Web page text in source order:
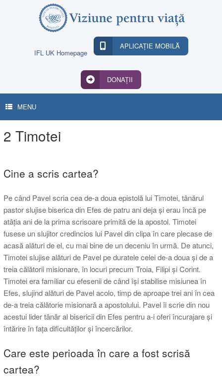
IFL UK Homepage
APLICAȚIE MOBILĂ
DONAȚII
MENU
2 Timotei
Cine a scris cartea?
Pe când Pavel scria cea de-a doua epistolă lui Timotei, tânărul
pastor slujise biserica din Efes de patru ani deja și erau încă pe
atâția ani de la prima scrisoare primită de la apostol. Timotei
fusese un slujitor credincios lui Pavel din clipa în care plecase de
acasă alături de el, cu mai bine de un deceniu în urmă. De atunci,
Timotei slujise alături de Pavel pe duratele celei de-a doua și de a
treia călătorii misionare, în locuri precum Troia, Filipi și Corint.
Timotei era familiar cu efesenii de când își stabilise misiunea în
Efes, slujind alături de Pavel acolo, timp de aproape trei ani în cea
de-a treia călătorie misionară a apostolului. Pavel îi scrie din nou
acestui lider tânăr al bisericii din Efes pentru a-i oferi încurajare și
întărire în fața dificultăților și încercărilor.
Care este perioada în care a fost scrisă
cartea?